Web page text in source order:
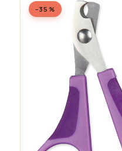
−35 %